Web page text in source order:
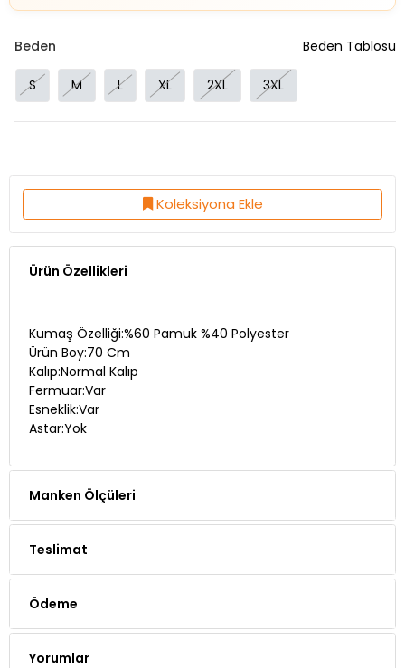
Beden
S M L XL 2XL 3XL
Beden Tablosu
Koleksiyona Ekle
Ürün Özellikleri
Kumaş Özelliği:%60 Pamuk %40 Polyester
Ürün Boy:70 Cm
Kalıp:Normal Kalıp
Fermuar:Var
Esneklik:Var
Astar:Yok
Manken Ölçüleri
Teslimat
Ödeme
Yorumlar